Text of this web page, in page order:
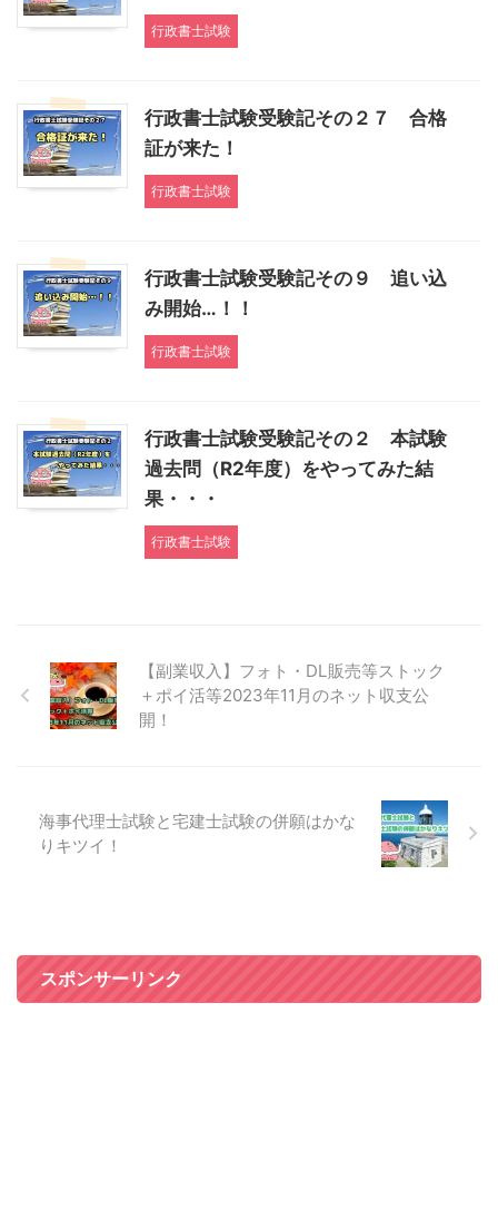
行政書士試験
行政書士試験受験記その２７ 合格
証が来た！
行政書士試験
行政書士試験受験記その９ 追い込
み開始…！！
行政書士試験
行政書士試験受験記その２ 本試験
過去問（R2年度）をやってみた結
果・・・
行政書士試験
【副業収入】フォト・DL販売等ストック
＋ポイ活等2023年11月のネット収支公
開！
海事代理士試験と宅建士試験の併願はかな
りキツイ！
スポンサーリンク